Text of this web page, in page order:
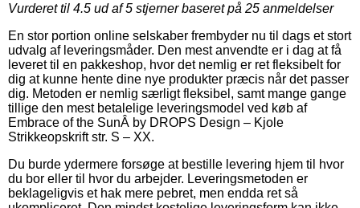
Vurderet til 4.5 ud af 5 stjerner baseret på 25 anmeldelser
En stor portion online selskaber frembyder nu til dags et stort
udvalg af leveringsmåder. Den mest anvendte er i dag at få
leveret til en pakkeshop, hvor det nemlig er ret fleksibelt for
dig at kunne hente dine nye produkter præcis når det passer
dig. Metoden er nemlig særligt fleksibel, samt mange gange
tillige den mest betalelige leveringsmodel ved køb af
Embrace of the SunÂ by DROPS Design – Kjole
Strikkeopskrift str. S – XX.
Du burde ydermere forsøge at bestille levering hjem til hvor
du bor eller til hvor du arbejder. Leveringsmetoden er
beklageligvis et hak mere pebret, men endda ret så